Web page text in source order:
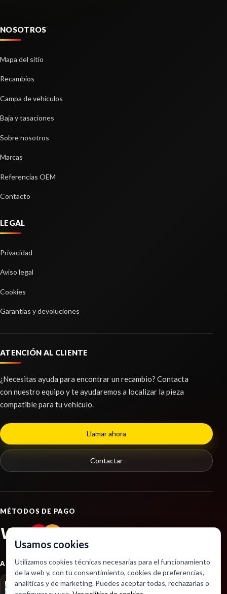
LUNA DELANTERA DERECHA
SEAT EXEO BERLINA (3R2) SPORT
LUNA TRASERA DERECHA
SEAT EXEO BERLINA (3R2) SPORT
2121167
Consultar
MANDO LUCES usado.
NOSOTROS
Mapa del sitio
Recambios
Campa de vehículos
Baja y tasaciones
Sobre nosotros
Marcas
Referencias OEM
Contacto
LEGAL
Privacidad
Aviso legal
Cookies
Garantías y devoluciones
ATENCIÓN AL CLIENTE
¿Necesitas ayuda para encontrar un recambio? Contacta
con nuestro equipo y te ayudaremos a localizar la pieza
compatible para tu vehículo.
Llamar ahora
Contactar
MÉTODOS DE PAGO
VISA
ASOCIACIONES
Usamos cookies
Utilizamos cookies técnicas necesarias para el funcionamiento
de la web y, con tu consentimiento, cookies de preferencias,
analíticas y de marketing. Puedes aceptar todas, rechazarlas o